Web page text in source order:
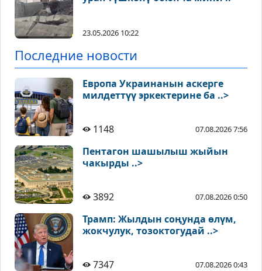
23.05.2026 10:22
Последние новости
Европа Украинанын аскерге
милдеттүү эркектерине ба ..>
1148 07.08.2026 7:56
Пентагон шашылыш жыйын
чакырды ..>
3892 07.08.2026 0:50
Трамп: Жылдын соңунда өлүм,
жокчулук, тозоктогудай ..>
7347 07.08.2026 0:43